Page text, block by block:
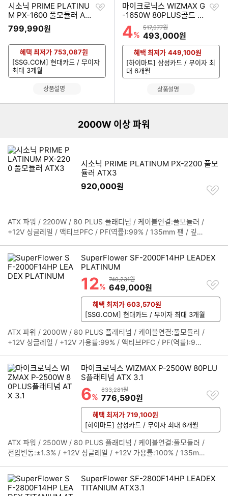
시소닉 PRIME PLATINU
M PX-1600 풀모듈러 AT
X3.1
799,990원
찜
혜택 최저가 753,087원
[SSG.COM] 현대카드 / 무이자
최대 3개월
상품설명
마이크로닉스 WIZMAX G
-1650W 80PLUS골드 AT
X3.1
할인률
4%
상품금액
517,977원
할인금액
493,000원
찜
혜택 최저가 449,100원
[하이마트] 삼성카드 / 무이자 최
대 6개월
상품설명
2000W 이상 파워
시소닉 PRIME PLATINUM PX-2200 풀모
듈러 ATX3
920,000원
찜
하
ATX 파워 / 2200W / 80 PLUS 플래티넘 / 케이블연결:풀모듈러 /
+12V 싱글레일 / 액티브PFC / PF(역률):99% / 135mm 팬 / 깊이:
원:(4+4)핀x3 / PCIe 16핀(12+4):12V2x6 4개 / PCIe 8핀(6+
2):4개 / SATA:16개 / SATA3.3:2개 / IDE 4핀:3개 / [부가기능] /
팬리스모드 / 자동 팬 조절 / 대기전력 1W 미만
펼
SuperFlower SF-2000F14HP LEADEX
PLATINUM
할인률
12%
상품금액
740,231원
할인금액
649,000원
찜
하
기
혜택 최저가 603,570원
[SSG.COM] 현대카드 / 무이자 최대 3개월
ATX 파워 / 2000W / 80 PLUS 플래티넘 / 케이블연결:풀모듈러 /
+12V 싱글레일 / +12V 가용률:99% / 액티브PFC / PF(역률):99%
핀(20+4) / 보조전원:(4+4)핀x2 / PCIe 16핀(12+4):12V2x6 4
개 / PCIe 8핀(6+2):6개 / PCIe 6핀:2개 / SATA:16개 / IDE 4핀:
6개 / FDD:2개 / [부가기능] / 자동 팬 조절 / 대기전력 1W 미만 /
플랫케이블 / [변경사항] / 25년 8월 PCIe 8핀(6+2) 9개→6개, P
CIe 6핀 5개→2개, 12VHPWR 2개→4개로 변경
펼
마이크로닉스 WIZMAX P-2500W 80PLU
S플래티넘 ATX 3.1
할인률
6%
상품금액
833,281원
할인금액
776,590원
찜
하
기
혜택 최저가 719,100원
[하이마트] 삼성카드 / 무이자 최대 6개월
ATX 파워 / 2500W / 80 PLUS 플래티넘 / 케이블연결:풀모듈러 /
전압변동:±1.3% / +12V 싱글레일 / +12V 가용률:100% / 135mm
전원:(4+4)핀x2 / PCIe 16핀(12+4):12V2x6 4개 / PCIe 8핀(6+
2):7개 / SATA:11개 / IDE 4핀:4개 / [부가기능] / 팬리스모드 / 자
동 팬 조절 / 대기전력 1W 미만 / 플랫케이블
펼
SuperFlower SF-2800F14HP LEADEX
TITANIUM ATX3.1